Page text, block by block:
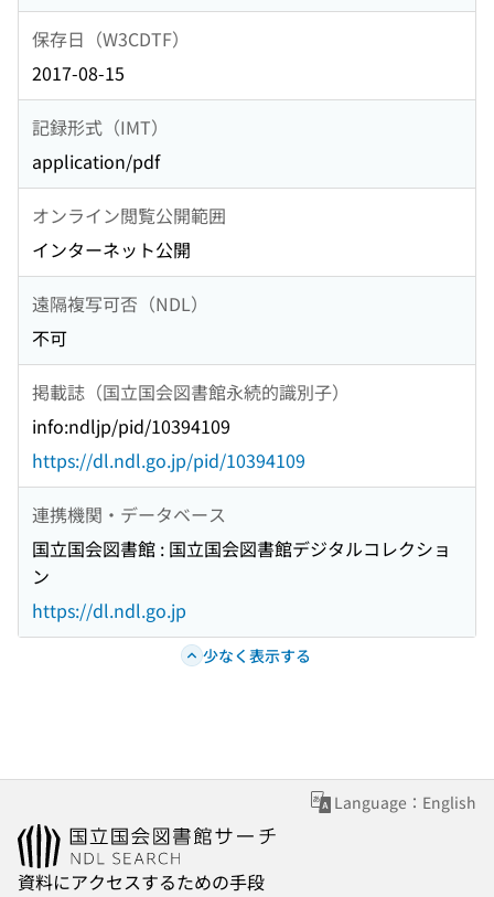
保存日（W3CDTF）
2017-08-15
記録形式（IMT）
application/pdf
オンライン閲覧公開範囲
インターネット公開
遠隔複写可否（NDL）
不可
掲載誌（国立国会図書館永続的識別子）
info:ndljp/pid/10394109
https://dl.ndl.go.jp/pid/10394109
連携機関・データベース
国立国会図書館 : 国立国会図書館デジタルコレクショ
ン
https://dl.ndl.go.jp
少なく表示する
Language：English
資料にアクセスするための手段